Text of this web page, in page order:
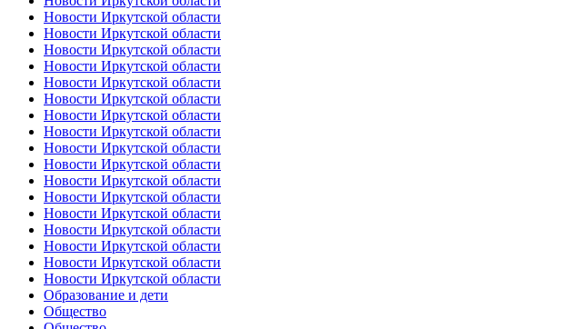
Новости Иркутской области
Новости Иркутской области
Новости Иркутской области
Новости Иркутской области
Новости Иркутской области
Новости Иркутской области
Новости Иркутской области
Новости Иркутской области
Новости Иркутской области
Новости Иркутской области
Новости Иркутской области
Новости Иркутской области
Новости Иркутской области
Новости Иркутской области
Новости Иркутской области
Новости Иркутской области
Новости Иркутской области
Образование и дети
Общество